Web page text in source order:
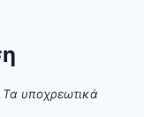
Τα υποχρεωτικά